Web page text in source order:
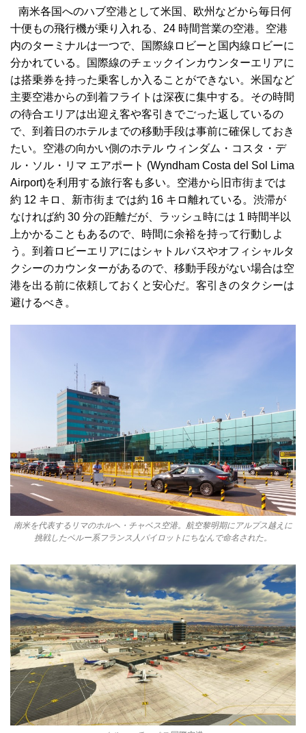
南米各国へのハブ空港として米国、欧州などから毎日何
十便もの飛行機が乗り入れる、24 時間営業の空港。空港
内のターミナルは一つで、国際線ロビーと国内線ロビーに
分かれている。国際線のチェックインカウンターエリアに
は搭乗券を持った乗客しか入ることができない。米国など
主要空港からの到着フライトは深夜に集中する。その時間
の待合エリアは出迎え客や客引きでごった返しているの
で、到着日のホテルまでの移動手段は事前に確保しておき
たい。空港の向かい側のホテル ウィンダム・コスタ・デ
ル・ソル・リマ エアポート (Wyndham Costa del Sol Lima
Airport)を利用する旅行客も多い。空港から旧市街までは
約 12 キロ、新市街までは約 16 キロ離れている。渋滞が
なければ約 30 分の距離だが、ラッシュ時には 1 時間半以
上かかることもあるので、時間に余裕を持って行動しよ
う。到着ロビーエリアにはシャトルバスやオフィシャルタ
クシーのカウンターがあるので、移動手段がない場合は空
港を出る前に依頼しておくと安心だ。客引きのタクシーは
避けるべき。
南米を代表するリマのホルヘ・チャベス空港。航空黎明期にアルプス越えに
挑戦したペルー系フランス人パイロットにちなんで命名された。